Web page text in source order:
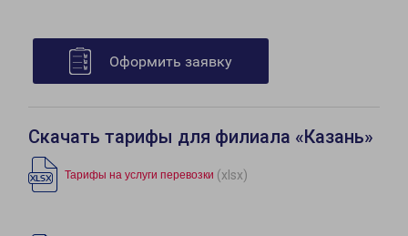
Оформить заявку
Скачать тарифы для филиала «Казань»
Тарифы на услуги перевозки (xlsx)